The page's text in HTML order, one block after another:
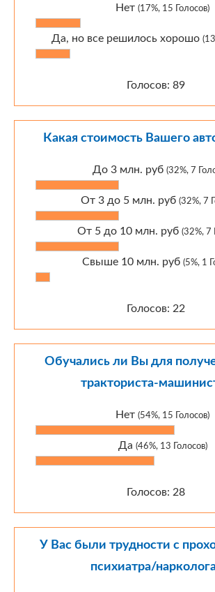
Нет (17%, 15 Голосов)
Да, но все решилось хорошо
Голосов: 89
Какая стоимость Вашего
До 3 млн. руб (32%, 7
От 3 до 5 млн. руб (32%, 7
От 5 до 10 млн. руб (32%, 7
Свыше 10 млн. руб (5%, 1
Голосов: 22
Обучались ли Вы для
тракториста-
Нет (54%, 15 Голосов)
Да (46%, 13 Голосов)
Голосов: 28
У Вас были трудности с
психиатра/